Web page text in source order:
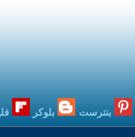
بنترست بلوكر